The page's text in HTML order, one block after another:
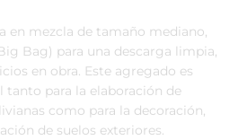
en mezcla de tamaño mediano,
Bag) para una descarga limpia,
en obra. Este agregado es
tanto para la elaboración de
como para la decoración,
de suelos exteriores.